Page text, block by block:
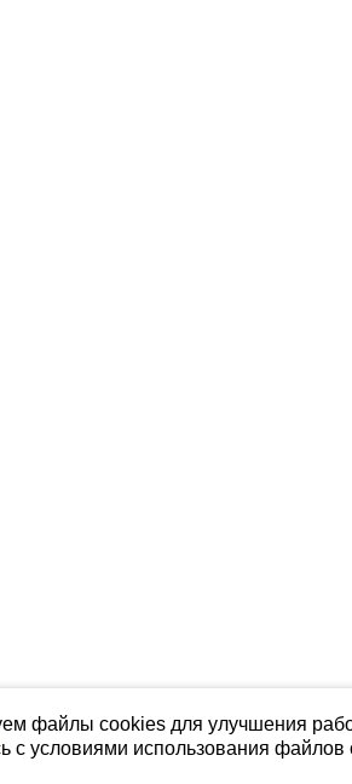
файлы cookies для улучшения
с условиями использования файлов